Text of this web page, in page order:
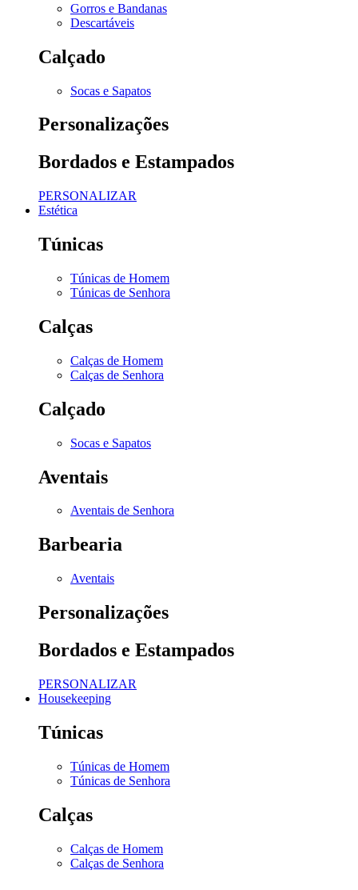
Gorros e Bandanas
Descartáveis
Calçado
Socas e Sapatos
Personalizações
Bordados e Estampados
PERSONALIZAR
Estética
Túnicas
Túnicas de Homem
Túnicas de Senhora
Calças
Calças de Homem
Calças de Senhora
Calçado
Socas e Sapatos
Aventais
Aventais de Senhora
Barbearia
Aventais
Personalizações
Bordados e Estampados
PERSONALIZAR
Housekeeping
Túnicas
Túnicas de Homem
Túnicas de Senhora
Calças
Calças de Homem
Calças de Senhora